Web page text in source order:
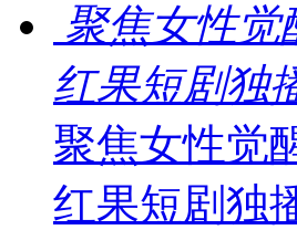
聚焦女性觉
红果短剧独
聚焦女性觉
红果短剧独